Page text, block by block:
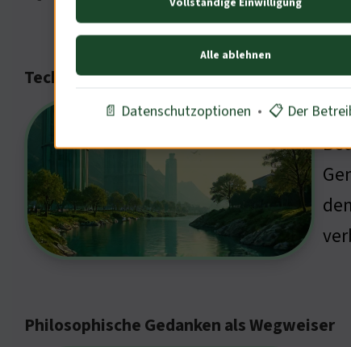
Technologische Visionen und ihre
Philosophische Gedanken als Wegweiser
Alle ablehnen
📄 Datenschutzoptionen • 📋 Der